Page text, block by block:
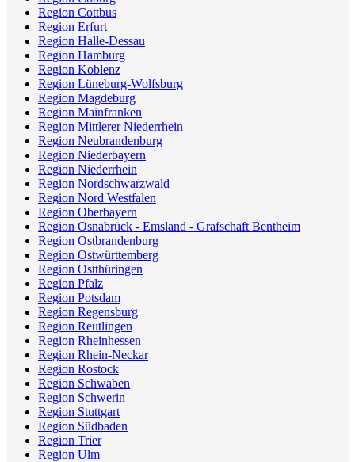
Region Cottbus
Region Erfurt
Region Halle-Dessau
Region Hamburg
Region Koblenz
Region Lüneburg-Wolfsburg
Region Magdeburg
Region Mainfranken
Region Mittlerer Niederrhein
Region Neubrandenburg
Region Niederbayern
Region Niederrhein
Region Nordschwarzwald
Region Nord Westfalen
Region Oberbayern
Region Osnabrück - Emsland - Grafschaft Bentheim
Region Ostbrandenburg
Region Ostwürttemberg
Region Ostthüringen
Region Pfalz
Region Potsdam
Region Regensburg
Region Reutlingen
Region Rheinhessen
Region Rhein-Neckar
Region Rostock
Region Schwaben
Region Schwerin
Region Stuttgart
Region Südbaden
Region Trier
Region Ulm